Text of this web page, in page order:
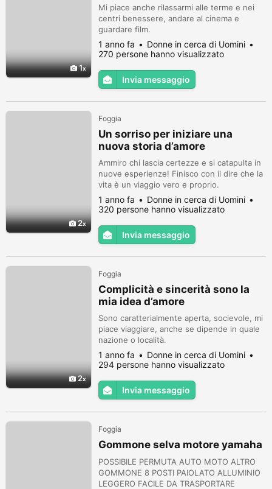
1
Mi piace anche rilassarmi alle terme e nei
centri benessere, andare al cinema e
guardare film.
1 anno fa
Donne in cerca di Uomini
270 persone hanno visualizzato
Invia messaggio
2
Foggia
Un sorriso per iniziare una
nuova storia d’amore
Ammiro chi lascia certezze e si catapulta in
nuove esperienze! Finisco con il dire che la
vita è un viaggio vero e proprio.
1 anno fa
Donne in cerca di Uomini
320 persone hanno visualizzato
Invia messaggio
2
Foggia
Complicità e sincerità sono la
mia idea d’amore
Sono caratterialmente aperta, socievole, mi
piace viaggiare, anche se dipende in quale
nazione o località.
1 anno fa
Donne in cerca di Uomini
294 persone hanno visualizzato
Invia messaggio
Foggia
Gommone selva motore yamaha
POSSIBILE PERMUTA AUTO MOTO ALTRO
GOMMONE 8 POSTI PAIOLATO ALLUMINIO
LEGGERO FACILE DA TRASPORTARE